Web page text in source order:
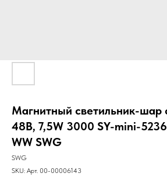
Магнитный светильник-шар
48В, 7,5W 3000 SY-mini-
WW SWG
SWG
SKU: Арт. 00-00006143